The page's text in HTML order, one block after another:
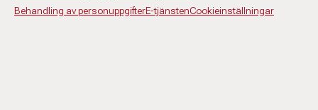
Behandling av personuppgifterE-tjänstenCookieinställningar